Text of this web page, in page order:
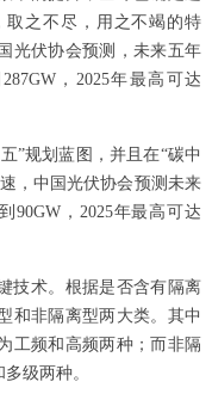
取之不尽，用之不竭的特
光伏协会预测，未来五年
，2025年最高可达
规划蓝图，并且在“碳中
，中国光伏协会预测未来
90GW，2025年最高可达
术。根据是否含有隔离
和非隔离型两大类。其中
工频和高频两种；而非隔
级两种。